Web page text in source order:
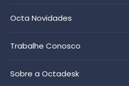
Octa Novidades
Trabalhe Conosco
Sobre a Octadesk